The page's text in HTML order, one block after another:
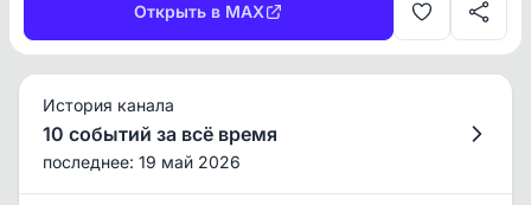
Открыть в MAX
История канала
10 событий за всё время
последнее: 19 май 2026